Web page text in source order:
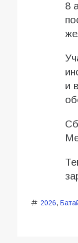
8
и
2026,